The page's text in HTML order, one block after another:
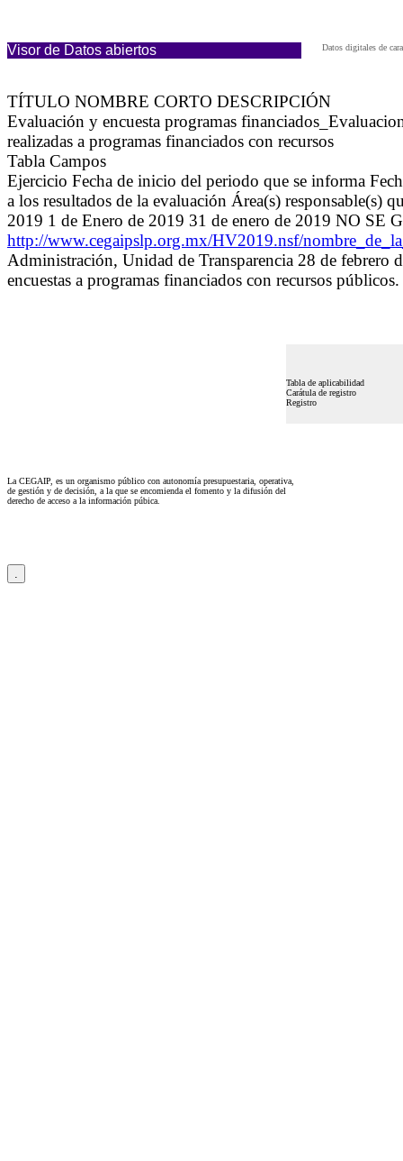
Visor de Datos abiertos Datos digitales de
TÍTULO NOMBRE CORTO DESCRIPCIÓN
Evaluación y encuesta programas
realizadas a programas financiados con recursos
Tabla Campos
Ejercicio Fecha de inicio del periodo que se informa
a los resultados de la evaluación Área(s) responsable(s)
2019 1 de Enero de 2019 31 de enero de 2019 NO
http://www.cegaipslp.org.mx/HV2019.nsf/
Administración, Unidad de Transparencia 28 de febrero
encuestas a programas financiados con recursos públicos.
Tabla de aplicabilidad
Carátula de registro
Registro
La CEGAIP, es un organismo público con autonomía presupuestaria, operativa,
de gestión y de decisión, a la que se encomienda el fomento y la difusión del
derecho de acceso a la información púbica.